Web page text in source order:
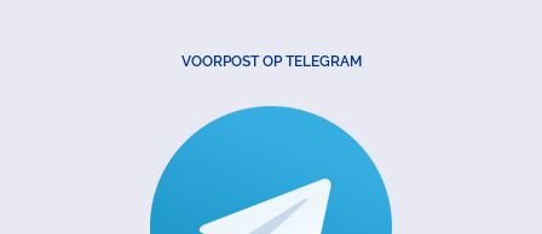
VOORPOST OP TELEGRAM